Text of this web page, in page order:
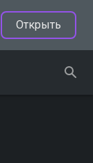
Открыть